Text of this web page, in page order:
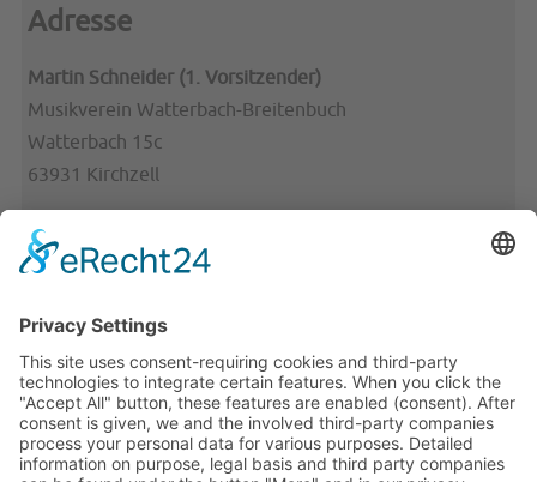
Adresse
Martin Schneider (1. Vorsitzender)
Musikverein Watterbach-Breitenbuch
Watterbach 15c
63931 Kirchzell
Telefon: 09373/3852
Telefax: 09373/ 204177
Links: